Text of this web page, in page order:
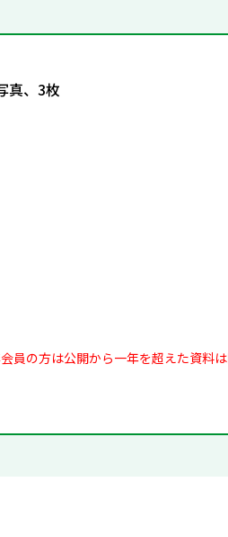
真、3枚
員の方は公開から一年を超えた資料は